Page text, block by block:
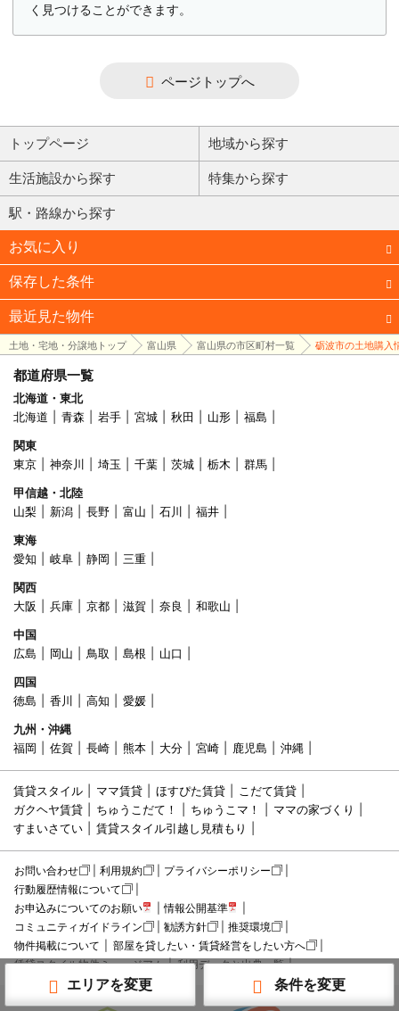
く見つけることができます。
エリアを変更 条件を変更
ページトップへ
トップページ 地域から探す
生活施設から探す 特集から探す
駅・路線から探す
お気に入り
保存した条件
最近見た物件
土地・宅地・分譲地トップ 富山県 富山県の市区町村一覧 砺波市の土地購入
都道府県一覧
北海道・東北
北海道
青森 岩手 宮城 秋田 山形
福島
関東
東京
神奈川 埼玉 千葉 茨城 栃木
群馬
甲信越・北陸
山梨
新潟 長野 富山 石川
福井
東海
愛知
岐阜 静岡
三重
関西
大阪
兵庫 京都 滋賀 奈良
和歌山
中国
広島
岡山 鳥取 島根
山口
四国
徳島
香川 高知
愛媛
九州・沖縄
福岡
佐賀 長崎 熊本 大分 宮崎 鹿児島 沖縄
賃貸スタイル ママ賃貸 ほすぴた賃貸
こだて賃貸
ガクヘヤ賃貸
ちゅうこだて！ ちゅうこマ！
ママの家づくり
すまいさてい
賃貸スタイル引越し見積もり
お問い合わせ 利用規約
プライバシーポリシー
行動履歴情報について
お申込みについてのお願い
情報公開基準
コミュニティガイドライン
勧誘方針
推奨環境
物件掲載について
部屋を貸したい・賃貸経営をしたい方へ
賃貸スタイル物件ミュージアム
利用データと出典一覧